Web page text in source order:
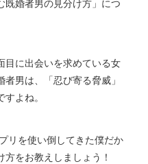
既婚者男の見分け方」につ
目に出会いを求めている女
男は、「忍び寄る脅威」
よね。
リを使い倒してきた僕だか
をお教えしましょう！